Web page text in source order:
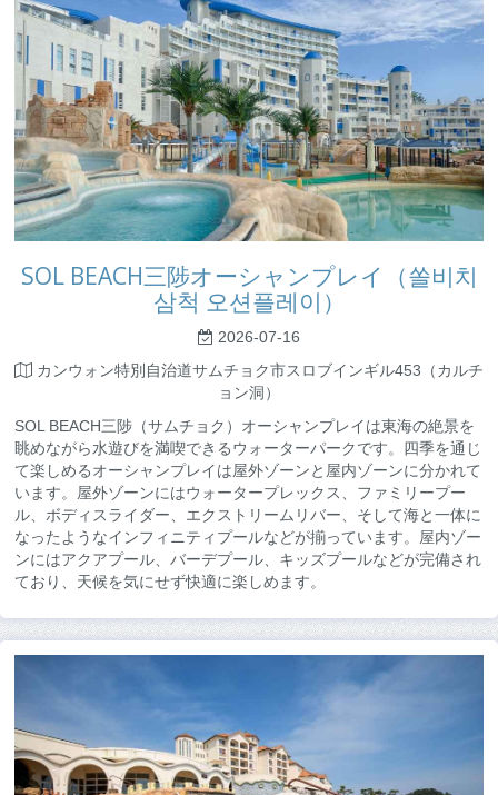
SOL BEACH三陟オーシャンプレイ（쏠비치
삼척 오션플레이）
2026-07-16
カンウォン特別自治道サムチョク市スロブインギル453（カルチ
ョン洞）
SOL BEACH三陟（サムチョク）オーシャンプレイは東海の絶景を
眺めながら水遊びを満喫できるウォーターパークです。四季を通じ
て楽しめるオーシャンプレイは屋外ゾーンと屋内ゾーンに分かれて
います。屋外ゾーンにはウォータープレックス、ファミリープー
ル、ボディスライダー、エクストリームリバー、そして海と一体に
なったようなインフィニティプールなどが揃っています。屋内ゾー
ンにはアクアプール、バーデプール、キッズプールなどが完備され
ており、天候を気にせず快適に楽しめます。